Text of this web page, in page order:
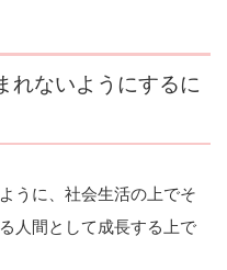
れないようにするに
うに、社会生活の上でそ
人間として成長する上で